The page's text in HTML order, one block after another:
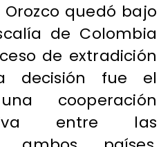
quedó bajo
de Colombia
de extradición
decisión fue el
cooperación
entre las